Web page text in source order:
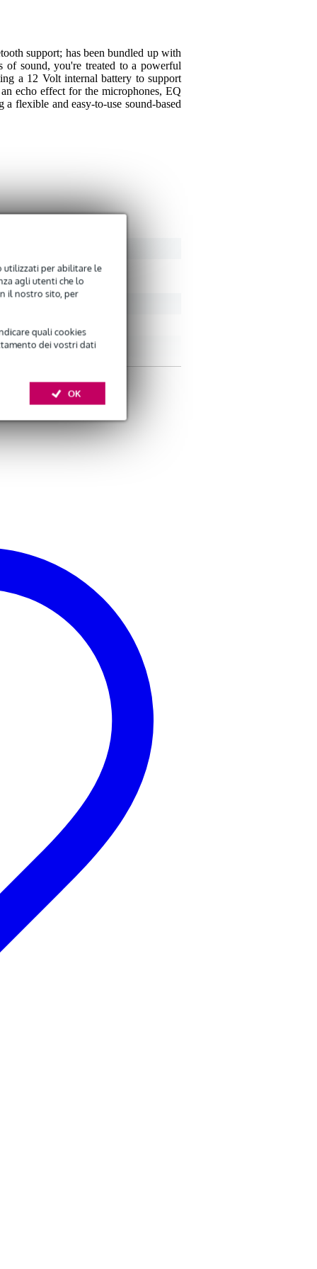
utilizzati per abilitare le
agli utenti che lo
il nostro sito, per
quali cookies
dei vostri dati
OK
support; has been bundled up with
of sound, you're treated to a powerful
a 12 Volt internal battery to support
echo effect for the microphones, EQ
flexible and easy-to-use sound-based